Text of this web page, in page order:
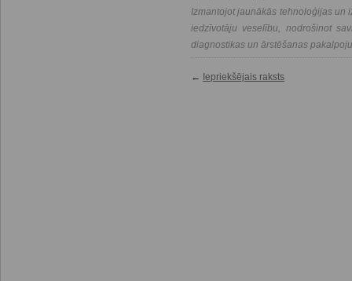
Izmantojot jaunākās tehnoloģijas un
iedzīvotāju veselību, nodrošinot
diagnostikas un ārstēšanas
← Iepriekšējais raksts